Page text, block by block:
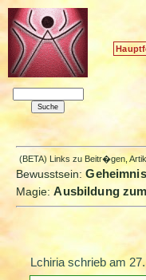
(BETA) Links zu Beitr�gen,
Bewusstsein:
Magie:Ausbildung
Lchiria schrieb am